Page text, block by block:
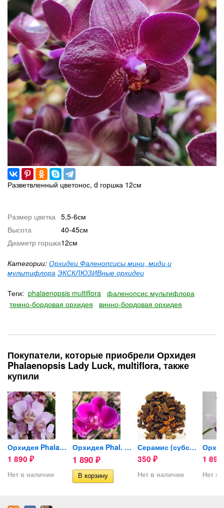
Разветвленный цветонос, d горшка 12см
Размер цветка 5,5-6см
Высота
40-45см
Диаметр горшка12см
Категории: Орхидеи Фаленопсисы мини, миди и
мультифлора ЭКСКЛЮЗИВные орхидеи
Теги: phalaenopsis multiflora
фаленопсис мультифлора
темно-бордовая орхидея
винно-бордовая орхидея
Покупатели, которые приобрели Орхидея
Phalaenopsis Lady Luck, multiflora, также
купили
Орхидея Phalaenopsis...
1 890 ₽
Нет в наличии
Орхидея Phal. Queen Beer...
1 890 ₽
Серамис (субстрат для орхидей)
350 ₽
Нет в наличии
1 890
Нет в